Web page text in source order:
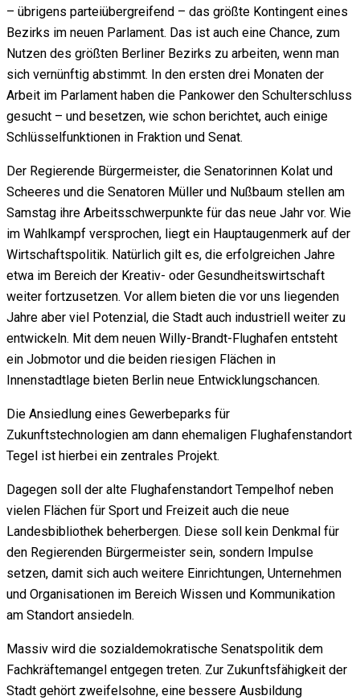
– übrigens parteiübergreifend – das größte Kontingent eines
Bezirks im neuen Parlament. Das ist auch eine Chance, zum
Nutzen des größten Berliner Bezirks zu arbeiten, wenn man
sich vernünftig abstimmt. In den ersten drei Monaten der
Arbeit im Parlament haben die Pankower den Schulterschluss
gesucht – und besetzen, wie schon berichtet, auch einige
Schlüsselfunktionen in Fraktion und Senat.
Der Regierende Bürgermeister, die Senatorinnen Kolat und
Scheeres und die Senatoren Müller und Nußbaum stellen am
Samstag ihre Arbeitsschwerpunkte für das neue Jahr vor. Wie
im Wahlkampf versprochen, liegt ein Hauptaugenmerk auf der
Wirtschaftspolitik. Natürlich gilt es, die erfolgreichen Jahre
etwa im Bereich der Kreativ- oder Gesundheitswirtschaft
weiter fortzusetzen. Vor allem bieten die vor uns liegenden
Jahre aber viel Potenzial, die Stadt auch industriell weiter zu
entwickeln. Mit dem neuen Willy-Brandt-Flughafen entsteht
ein Jobmotor und die beiden riesigen Flächen in
Innenstadtlage bieten Berlin neue Entwicklungschancen.
Die Ansiedlung eines Gewerbeparks für
Zukunftstechnologien am dann ehemaligen Flughafenstandort
Tegel ist hierbei ein zentrales Projekt.
Dagegen soll der alte Flughafenstandort Tempelhof neben
vielen Flächen für Sport und Freizeit auch die neue
Landesbibliothek beherbergen. Diese soll kein Denkmal für
den Regierenden Bürgermeister sein, sondern Impulse
setzen, damit sich auch weitere Einrichtungen, Unternehmen
und Organisationen im Bereich Wissen und Kommunikation
am Standort ansiedeln.
Massiv wird die sozialdemokratische Senatspolitik dem
Fachkräftemangel entgegen treten. Zur Zukunftsfähigkeit der
Stadt gehört zweifelsohne, eine bessere Ausbildung